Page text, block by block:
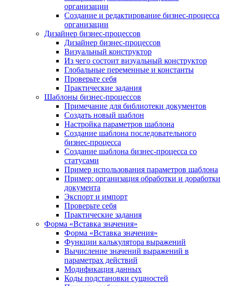
организации
Создание и редактирование бизнес-процесса
организации
Дизайнер бизнес-процессов
Дизайнер бизнес-процессов
Визуальный конструктор
Из чего состоит визуальный конструктор
Глобальные переменные и константы
Проверьте себя
Практические задания
Шаблоны бизнес-процессов
Примечание для библиотеки документов
Создать новый шаблон
Настройка параметров шаблона
Создание шаблона последовательного
бизнес-процесса
Создание шаблона бизнес-процесса со
статусами
Пример использования параметров шаблона
Пример: организация обработки и доработки
документа
Экспорт и импорт
Проверьте себя
Практические задания
Форма «Вставка значения»
Форма «Вставка значения»
Функции калькулятора выражений
Вычисление значений выражений в
параметрах действий
Модификация данных
Коды подстановки сущностей